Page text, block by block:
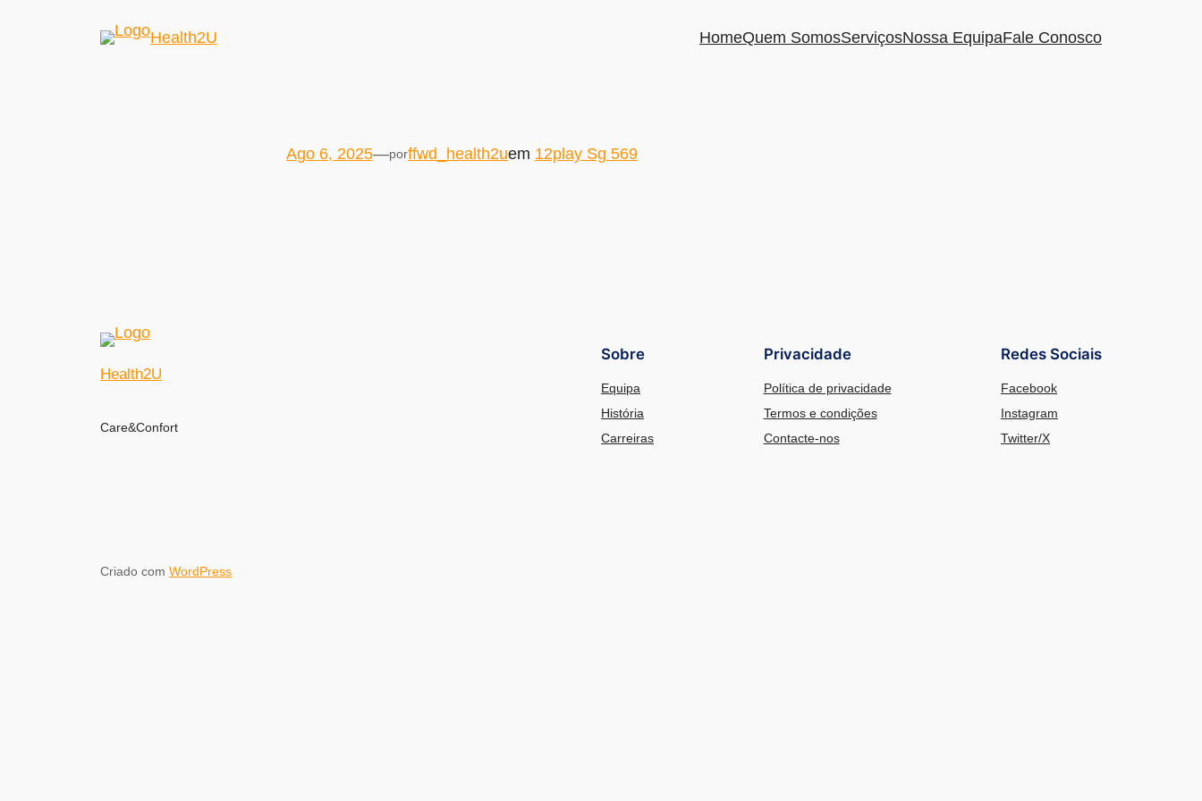
Health2U HomeQuem SomosServiçosNossa EquipaFale Conosco
Ago 6, 2025—porffwd_health2uem 12play Sg 569
Health2U
Care&Confort
Sobre
Equipa
História
Carreiras
Privacidade
Política de privacidade
Termos e condições
Contacte-nos
Redes Sociais
Facebook
Instagram
Twitter/X
Criado com WordPress